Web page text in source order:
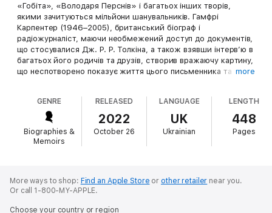
«Гобіта», «Володаря Перснів» і багатьох інших творів,
якими зачитуються мільйони шанувальників. Гамфрі
Карпентер (1946–2005), британський біограф і
радіожурналіст, маючи необмежений доступ до документів,
що стосувалися Дж. Р. Р. Толкіна, а також взявши інтерв’ю в
багатьох його родичів та друзів, створив вражаючу картину,
що неспотворено показує життя цього письменника та
Тут подано великий масив інформації, що достойно показує
діяльність одного з найпопулярніших авторів ХХ століття,
розкриваючи умови та стиль його життя, серед яких він
творив свої наукові та літературні шедеври.
more
GENRE
Biographies &
Memoirs
RELEASED
2022
October 26
LANGUAGE
UK
Ukrainian
LENGTH
448
Pages
More ways to shop: Find an Apple Store or other retailer near you.
Or call 1-800-MY-APPLE.
Choose your country or region